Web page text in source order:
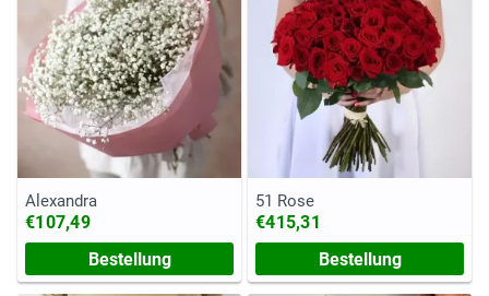
Alexandra
€107,49
Bestellung
51 Rose
€415,31
Bestellung